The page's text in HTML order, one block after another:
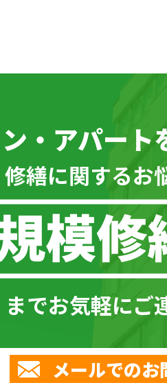
・アパート
繕に関するお
までお気軽にご
メールでのお